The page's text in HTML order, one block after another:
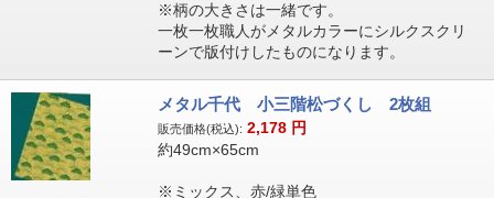
※柄の大きさは一緒です。
一枚一枚職人がメタルカラーにシルクスクリ
ーンで版付けしたものになります。
メタル千代 小三階松づくし 2枚組
販売価格(税込): 2,178 円
約49cm×65cm
※ミックス、赤/緑単色